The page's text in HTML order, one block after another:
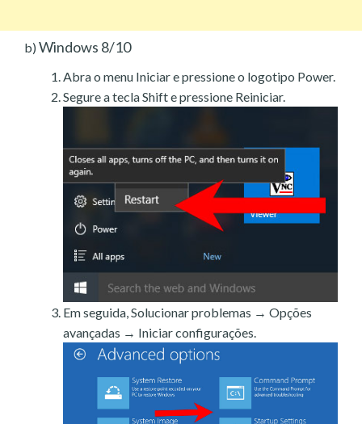
b) Windows 8/10
Abra o menu Iniciar e pressione o logotipo Power.
Segure a tecla Shift e pressione Reiniciar.
Em seguida, Solucionar problemas → Opções
avançadas → Iniciar configurações.